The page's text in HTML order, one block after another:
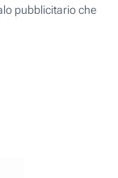
pubblicitario che